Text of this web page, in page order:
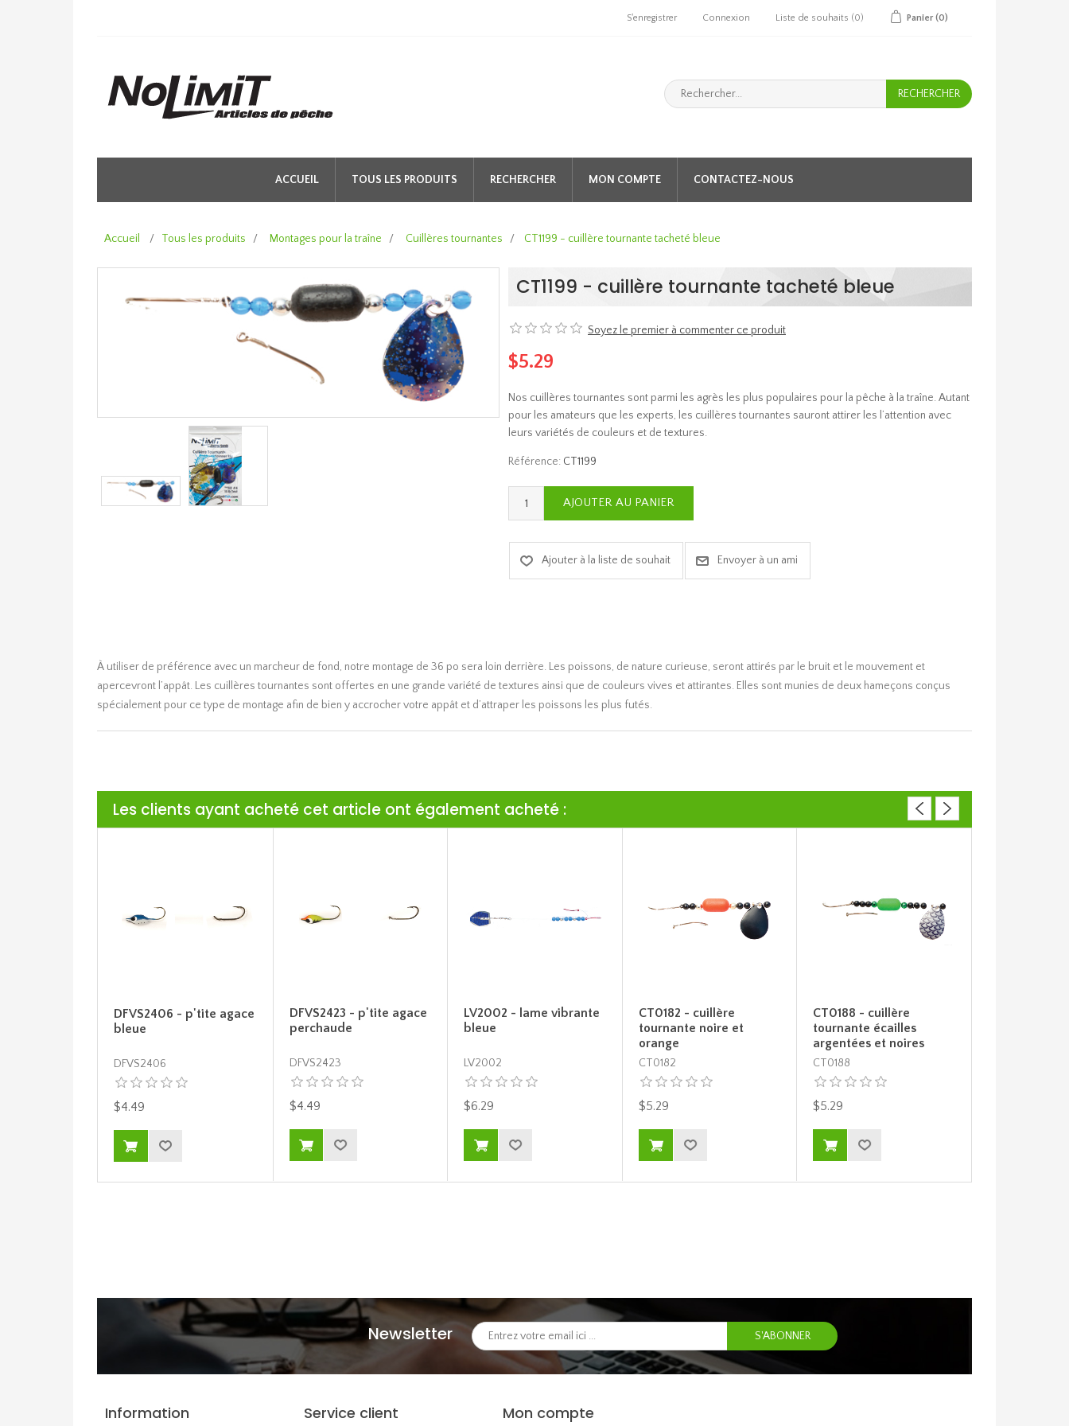
S'enregistrer Connexion Liste de souhaits (0) Panier (0)
ACCUEIL TOUS LES PRODUITS RECHERCHER MON COMPTE CONTACTEZ-NOUS
Accueil / Tous les produits / Montages pour la traîne / Cuillères tournantes / CT1199 - cuillère tournante tacheté bleue
CT1199 - cuillère tournante tacheté bleue
Soyez le premier à commenter ce produit
$5.29
Nos cuillères tournantes sont parmi les agrès les plus populaires pour la pêche à la traîne. Autant
pour les amateurs que les experts, les cuillères tournantes sauront attirer les l’attention avec
leurs variétés de couleurs et de textures.
Référence: CT1199
À utiliser de préférence avec un marcheur de fond, notre montage de 36 po sera loin derrière. Les poissons, de nature curieuse, seront attirés par le bruit et le mouvement et
apercevront l’appât. Les cuillères tournantes sont offertes en une grande variété de textures ainsi que de couleurs vives et attirantes. Elles sont munies de deux hameçons conçus
spécialement pour ce type de montage afin de bien y accrocher votre appât et d’attraper les poissons les plus futés.
Les clients ayant acheté cet article ont également acheté :
DFVS2406 - p'tite agace
bleue
DFVS2406
$4.49
DFVS2423 - p'tite agace
perchaude
DFVS2423
$4.49
LV2002 - lame vibrante
bleue
LV2002
$6.29
CT0182 - cuillère
tournante noire et
orange
CT0182
$5.29
CT0188 - cuillère
tournante écailles
argentées et noires
CT0188
$5.29
Newsletter
Information Service client Mon compte